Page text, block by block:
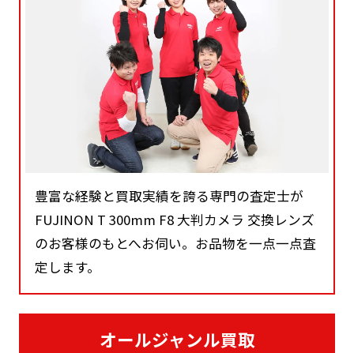
豊富な経験と買取実績を誇る専門の査定士が
FUJINON T 300mm F8 大判カメラ 交換レンズ
のお客様のもとへお伺い。お品物を一点一点査
定します。
オールジャンル買取